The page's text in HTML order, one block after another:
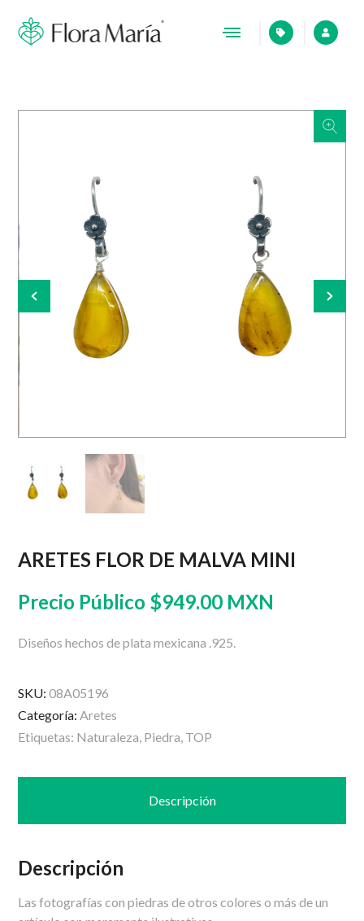
ARETES FLOR DE MALVA MINI
Precio Público $949.00 MXN
Diseños hechos de plata mexicana .925.
SKU:08A05196
Categoría: Aretes
Etiquetas: Naturaleza Piedra TOP
Descripción
Descripción
Las fotografías con piedras de otros colores o más de un